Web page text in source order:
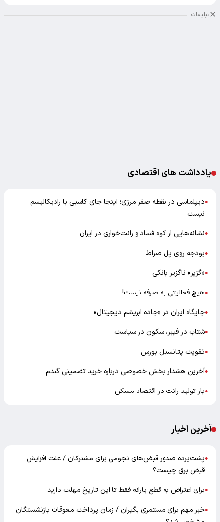
تبلیغات
یادداشت های اقتصادی
●دیپلماسی در نقطه صفر مرزی؛ اینجا جای کاسبی با رادیکالیسم
نیست
●نشانه‌هایی از کوه فساد و رانت‌خواری در ایران
●بودجه روی پل صراط
●«گزیر» ناگزیر بانکی
●هیچ فعالیتی به صرفه نیست!
●جایگاه ایران در «جاده ابریشم دیجیتال»
●شتاب در فیبر، سکون در سیاست
●تقویت پتانسیل بورس
●آخرین هشدار بخش خصوصی درباره خرید تضمینی گندم
●باز تولید رانت در اقتصاد مسکن
آخرین اخبار
●پشت‌پرده صدور قبض‌های نجومی برای مشترکان / علت افزایش
قبض برق چیست؟
●برای اعتراض به قطع یارانه فقط تا این تاریخ مهلت دارید
●خبر مهم برای مستمری بگیران / زمان پرداخت معوقات بازنشستگان